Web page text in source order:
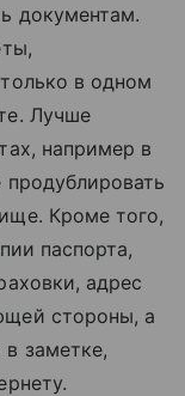
документам.
в одном
Лучше
например в
Кроме того,
паспорта,
адрес
стороны, а
заметке,